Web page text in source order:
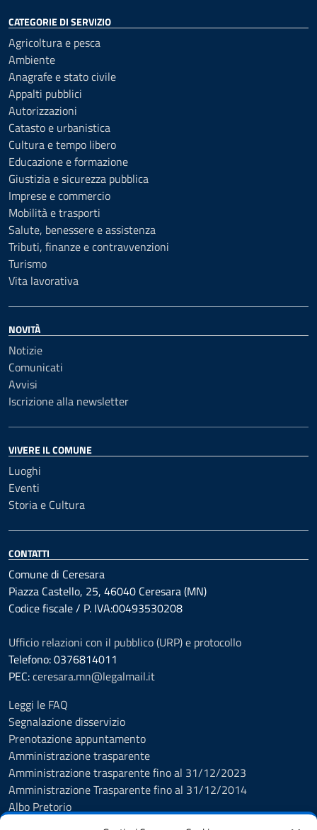
CATEGORIE DI SERVIZIO
Agricoltura e pesca
Ambiente
Anagrafe e stato civile
Appalti pubblici
Autorizzazioni
Catasto e urbanistica
Cultura e tempo libero
Educazione e formazione
Giustizia e sicurezza pubblica
Imprese e commercio
Mobilità e trasporti
Salute, benessere e assistenza
Tributi, finanze e contravvenzioni
Turismo
Vita lavorativa
NOVITÀ
Notizie
Comunicati
Avvisi
Iscrizione alla newsletter
VIVERE IL COMUNE
Luoghi
Eventi
Storia e Cultura
CONTATTI
Comune di Ceresara
Piazza Castello, 25, 46040 Ceresara (MN)
Codice fiscale / P. IVA:00493530208
Ufficio relazioni con il pubblico (URP) e protocollo
Telefono: 0376814011
PEC:ceresara.mn@legalmail.it
Leggi le FAQ
Segnalazione disservizio
Prenotazione appuntamento
Amministrazione trasparente
Amministrazione trasparente fino al 31/12/2023
Amministrazione Trasparente fino al 31/12/2014
Albo Pretorio